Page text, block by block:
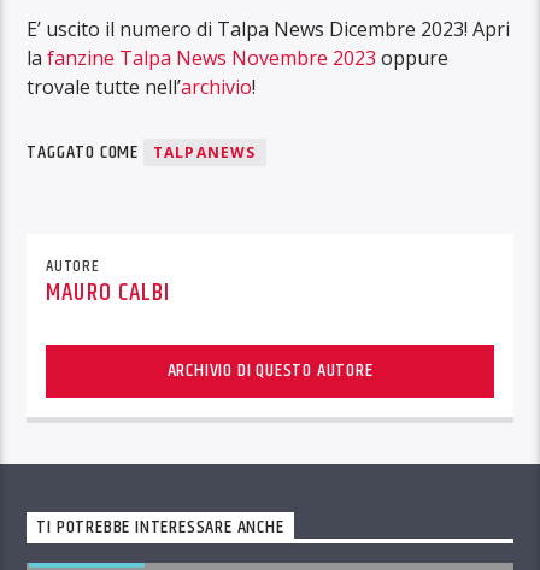
E’ uscito il numero di Talpa News Dicembre 2023! Apri
lafanzine Talpa News Novembre 2023 oppure
trovale tutte nell’archivio!
TAGGATO COME TALPANEWS
AUTORE
MAURO CALBI
ARCHIVIO DI QUESTO AUTORE
TI POTREBBE INTERESSARE ANCHE